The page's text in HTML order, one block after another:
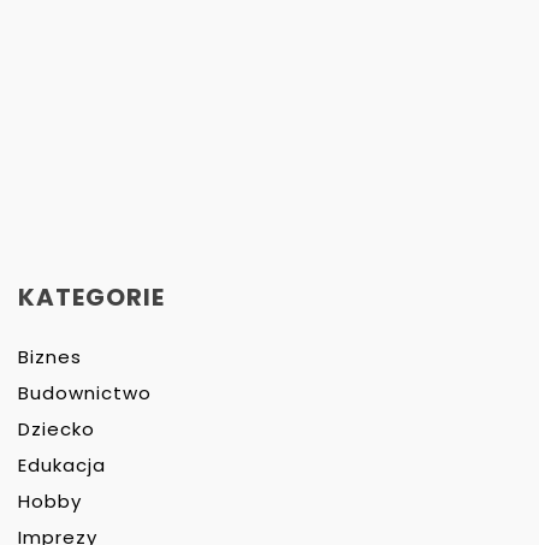
KATEGORIE
Biznes
Budownictwo
Dziecko
Edukacja
Hobby
Imprezy